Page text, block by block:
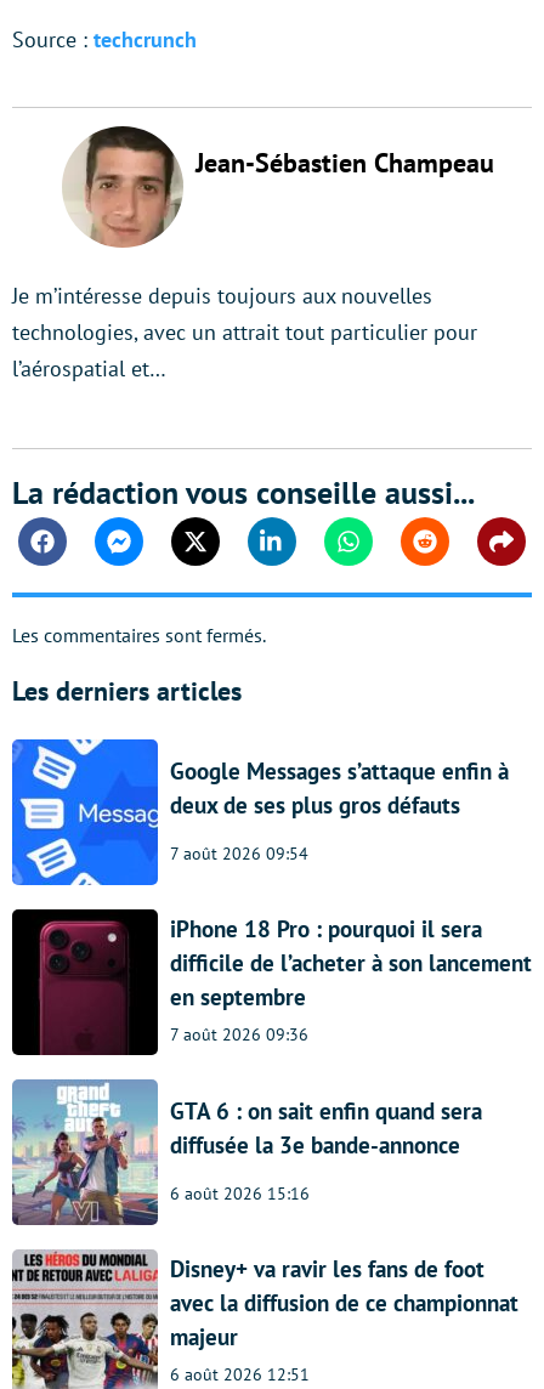
Source : techcrunch
Jean-Sébastien Champeau
Je m’intéresse depuis toujours aux nouvelles
technologies, avec un attrait tout particulier pour
l’aérospatial et…
La rédaction vous conseille aussi...
FacebookMessengerTwitter Linkedin WhatsappReddit
Les commentaires sont fermés.
Les derniers articles
Google Messages s’attaque enfin à
deux de ses plus gros défauts
7 août 2026 09:54
iPhone 18 Pro : pourquoi il sera
difficile de l’acheter à son lancement
en septembre
7 août 2026 09:36
GTA 6 : on sait enfin quand sera
diffusée la 3e bande-annonce
6 août 2026 15:16
Disney+ va ravir les fans de foot
avec la diffusion de ce championnat
majeur
6 août 2026 12:51